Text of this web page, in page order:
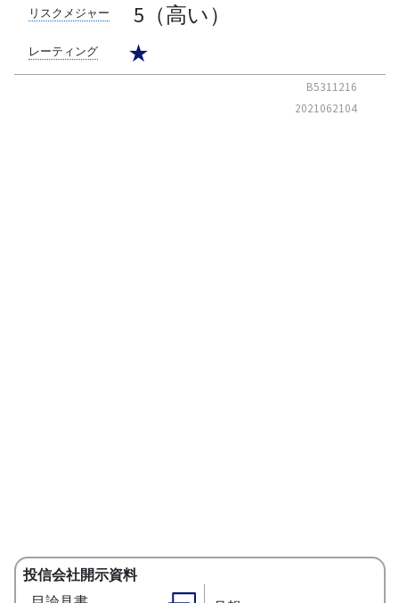
リスクメジャー 5（高い）
レーティング ★
B5311216
2021062104
投信会社開示資料